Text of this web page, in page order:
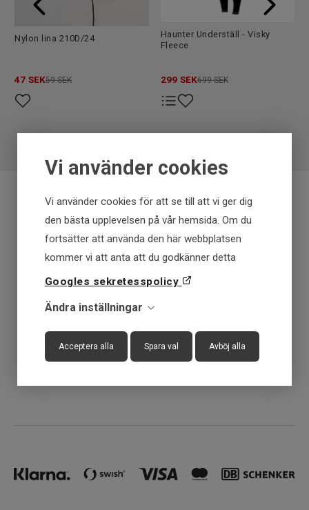
Vi använder cookies
Vi använder cookies för att se till att vi ger dig
den bästa upplevelsen på vår hemsida. Om du
fortsätter att använda den här webbplatsen
kommer vi att anta att du godkänner detta
Googles sekretesspolicy
Ändra inställningar
Acceptera alla Spara val Avböj alla
Nylon lina 210D/24
47 SEK59 SEK
Haunter Underställ - Visky
Fleece
299 SEK699 SEK
Fraktfritt över 699 kr
Få först - Betala senare
30 dagar öppet köp